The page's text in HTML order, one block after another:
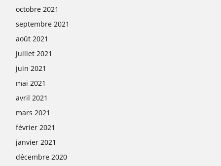
octobre 2021
septembre 2021
août 2021
juillet 2021
juin 2021
mai 2021
avril 2021
mars 2021
février 2021
janvier 2021
décembre 2020